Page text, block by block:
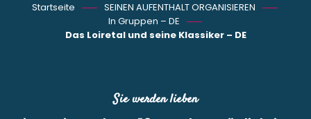
Startseite
SEINEN AUFENTHALT ORGANISIEREN
In Gruppen – DE
Das Loiretal und seine Klassiker – DE
Sie werden lieben